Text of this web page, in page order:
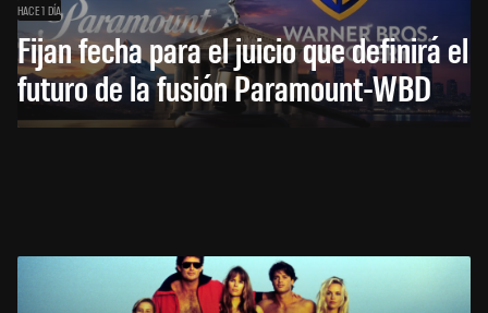
HACE 1 DÍA
Fijan fecha para el juicio que definirá el
futuro de la fusión Paramount-WBD